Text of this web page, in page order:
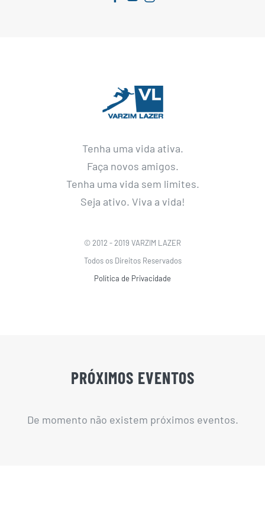
Tenha uma vida ativa.
Faça novos amigos.
Tenha uma vida sem limites.
Seja ativo. Viva a vida!
© 2012 - 2019 VARZIM LAZER
Todos os Direitos Reservados
Política de Privacidade
PRÓXIMOS EVENTOS
De momento não existem próximos eventos.